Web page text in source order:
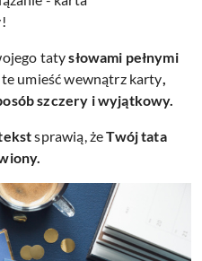
tatysłowami pełnymi
te umieść wewnątrz karty,
szczery i wyjątkowy.
sprawią, żeTwój tata